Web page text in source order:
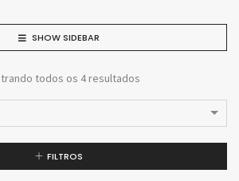
SHOW SIDEBAR
todos os 4 resultados
FILTROS